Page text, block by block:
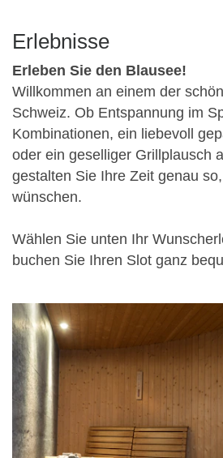
Erlebnisse
Erleben Sie den Blausee!
Willkommen an einem der
Schweiz. Ob Entspannung im
Kombinationen, ein liebevoll
oder ein geselliger Grillplausch
gestalten Sie Ihre Zeit genau
wünschen.
Wählen Sie unten Ihr
buchen Sie Ihren Slot ganz